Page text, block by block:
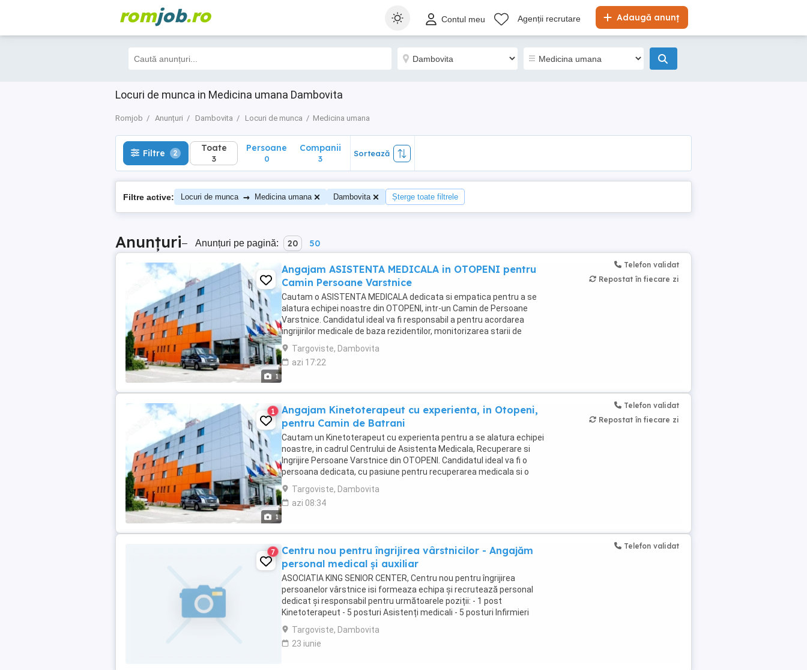
romjob.ro Adaugă anunț
Contul meu Agenții recrutare
Locuri de munca in Medicina umana Dambovita
Romjob Anunțuri Dambovita Locuri de munca Medicina umana
Filtre 2 Toate
3
Filtre 2 Toate
3
Persoane
0
Companii
3
Sortează
Filtre active: Locuri de munca → Medicina umana Dambovita Șterge toate filtrele
Anunțuri– Anunțuri pe pagină: 20 50
1
Angajam ASISTENTA MEDICALA in OTOPENI pentru
Camin Persoane Varstnice
Cautam o ASISTENTA MEDICALA dedicata si empatica pentru a se
alatura echipei noastre din OTOPENI, intr-un Camin de Persoane
Varstnice. Candidatul ideal va fi responsabil a pentru acordarea
ingrijirilor medicale de baza rezidentilor, monitorizarea starii de
sanatate, administrarea medicamentelor conform ...
Targoviste, Dambovita
azi 17:22
Telefon validat
Repostat în fiecare zi
1
1
Angajam Kinetoterapeut cu experienta, in Otopeni,
pentru Camin de Batrani
Cautam un Kinetoterapeut cu experienta pentru a se alatura echipei
noastre, in cadrul Centrului de Asistenta Medicala, Recuperare si
Ingrijire Persoane Varstnice din OTOPENI. Candidatul ideal va fi o
persoana dedicata, cu pasiune pentru recuperarea medicala si o
capacitate dovedita de a lucra eficient ...
Targoviste, Dambovita
azi 08:34
Telefon validat
Repostat în fiecare zi
7
Centru nou pentru îngrijirea vârstnicilor - Angajăm
personal medical și auxiliar
ASOCIATIA KING SENIOR CENTER, Centru nou pentru îngrijirea
persoanelor vârstnice isi formeaza echipa și recrutează personal
dedicat și responsabil pentru următoarele poziții: - 1 post
Kinetoterapeut - 5 posturi Asistenți medicali - 5 posturi Infirmieri
Cerințe generale: - Seriozitate și responsabilitate - ...
Targoviste, Dambovita
23 iunie
Telefon validat